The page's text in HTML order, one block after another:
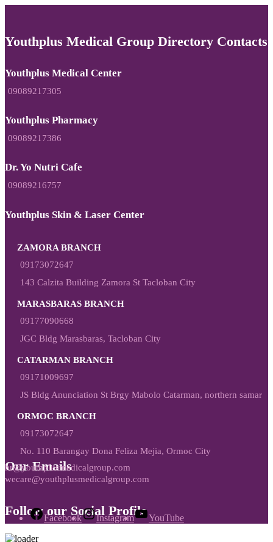
Youthplus Medical Group Directory Contacts
Youthplus Medical Center
09089217305
Youthplus Pharmacy
09089217386
Dr. Yo Nutri Cafe
09089216757
Youthplus Skin & Laser Center
ZAMORA BRANCH
09173072647
143 Calzita Building Zamora St Tacloban City
MARASBARAS BRANCH
09177090668
JGC Bldg Marasbaras, Tacloban City
CATARMAN BRANCH
09171009697
JS Bldg Anunciation St Brgy Mabolo Catarman, northern samar
ORMOC BRANCH
09173072647
No. 110 Barangay Dona Feliza Mejia, Ormoc City
Our Emails
hr@youthplusmedicalgroup.com
wecare@youthplusmedicalgroup.com
Follow our Social Profile
Facebook Instagram YouTube